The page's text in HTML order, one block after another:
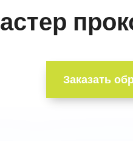
Заказать